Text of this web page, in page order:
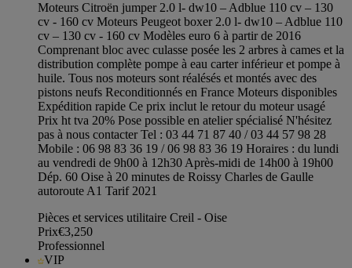
Moteurs Citroën jumper 2.0 l- dw10 – Adblue 110 cv – 130
cv - 160 cv Moteurs Peugeot boxer 2.0 l- dw10 – Adblue 110
cv – 130 cv - 160 cv Modèles euro 6 à partir de 2016
Comprenant bloc avec culasse posée les 2 arbres à cames et la
distribution complète pompe à eau carter inférieur et pompe à
huile. Tous nos moteurs sont réalésés et montés avec des
pistons neufs Reconditionnés en France Moteurs disponibles
Expédition rapide Ce prix inclut le retour du moteur usagé
Prix ht tva 20% Pose possible en atelier spécialisé N'hésitez
pas à nous contacter Tel : 03 44 71 87 40 / 03 44 57 98 28
Mobile : 06 98 83 36 19 / 06 98 83 36 19 Horaires : du lundi
au vendredi de 9h00 à 12h30 Après-midi de 14h00 à 19h00
Dép. 60 Oise à 20 minutes de Roissy Charles de Gaulle
autoroute A1 Tarif 2021
Pièces et services utilitaire Creil - Oise
Prix€3,250
Professionnel
VIP